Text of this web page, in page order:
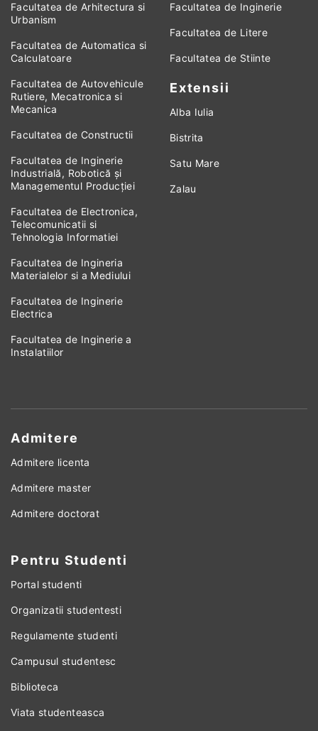
Facultatea de Arhitectura si
Urbanism
Facultatea de Automatica si
Calculatoare
Facultatea de Autovehicule
Rutiere, Mecatronica si
Mecanica
Facultatea de Constructii
Facultatea de Inginerie
Industrială, Robotică și
Managementul Producției
Facultatea de Electronica,
Telecomunicatii si
Tehnologia Informatiei
Facultatea de Ingineria
Materialelor si a Mediului
Facultatea de Inginerie
Electrica
Facultatea de Inginerie a
Instalatiilor
Facultatea de Inginerie
Facultatea de Litere
Facultatea de Stiinte
Extensii
Alba Iulia
Bistrita
Satu Mare
Zalau
Admitere
Admitere licenta
Admitere master
Admitere doctorat
Pentru Studenti
Portal studenti
Organizatii studentesti
Regulamente studenti
Campusul studentesc
Biblioteca
Viata studenteasca